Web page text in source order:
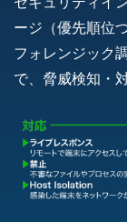
ージ（優先順位
フォレンジック
で、脅威検知・